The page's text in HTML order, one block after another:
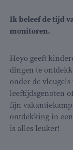
Ik beleefde tijd
monitoren.
Heyo geeft
dingen te
onder de
leeftijdsgenoten
fijn
ontdekking in
is alles leuker!